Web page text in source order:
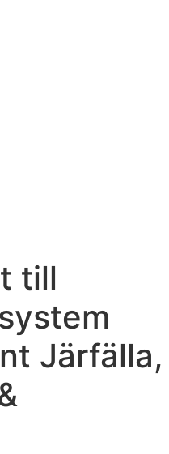
till
Järfälla,